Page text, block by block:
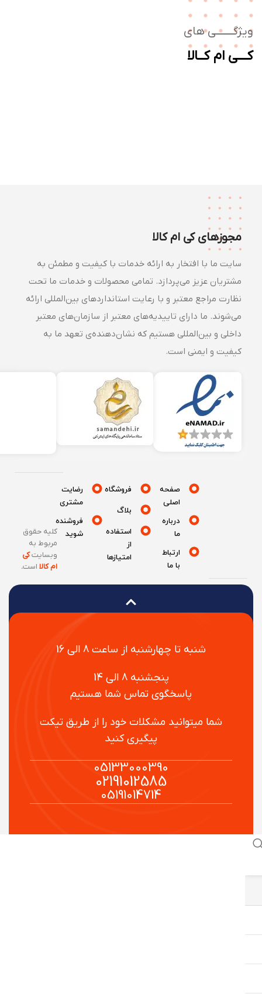
های
ام کــالا
مجوزهای کی ام کالا
سایت ما با افتخار به ارائه خدمات با کیفیت و مطمئن به
مشتریان عزیز می‌پردازد. تمامی محصولات و خدمات ما تحت
نظارت مراجع معتبر و با رعایت استانداردهای بین‌المللی ارائه
می‌شوند. ما دارای تاییدیه‌های معتبر از سازمان‌های معتبر
داخلی و بین‌المللی هستیم که نشان‌دهنده‌ی تعهد ما به
کیفیت و ایمنی است.
شنبه تا چهارشنبه از ساعت 8 الی 16
پنجشنبه 8 الی 14
پاسخگوی تماس شما هستیم
شما میتوانید مشکلات خود را از طریق تیکت
پیگیری کنید
05133000390
02191012585
05191014714
صفحه
درباره
ارتباط
فروشگاه
بلاگ
استفاده
امتیازها
رضایت
مشتری
فروشنده
شوید
کلیه حقوق
مربوط به
وبسایتکی
ام کالااست.